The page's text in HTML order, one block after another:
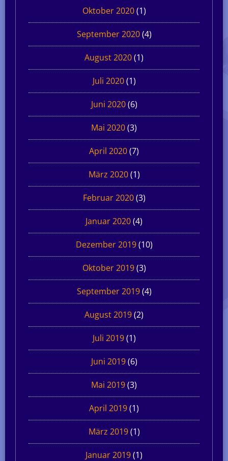
Oktober 2020(1)
September 2020(4)
August 2020(1)
Juli 2020(1)
Juni 2020(6)
Mai 2020(3)
April 2020(7)
März 2020(1)
Februar 2020(3)
Januar 2020(4)
Dezember 2019(10)
Oktober 2019(3)
September 2019(4)
August 2019(2)
Juli 2019(1)
Juni 2019(6)
Mai 2019(3)
April 2019(1)
März 2019(1)
Januar 2019(1)